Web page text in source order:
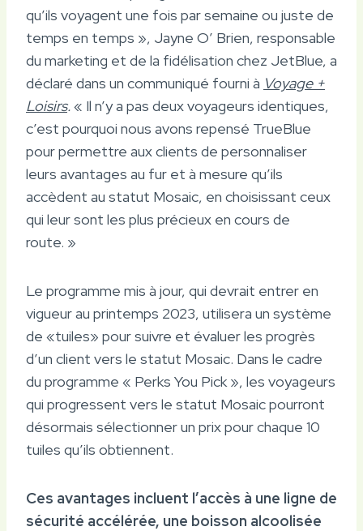
qu’ils voyagent une fois par semaine ou juste de
temps en temps », Jayne O’ Brien, responsable
du marketing et de la fidélisation chez JetBlue, a
déclaré dans un communiqué fourni à Voyage +
Loisirs.« Il n’y a pas deux voyageurs identiques,
c’est pourquoi nous avons repensé TrueBlue
pour permettre aux clients de personnaliser
leurs avantages au fur et à mesure qu’ils
accèdent au statut Mosaic, en choisissant ceux
qui leur sont les plus précieux en cours de
route. »
Le programme mis à jour, qui devrait entrer en
vigueur au printemps 2023, utilisera un système
de «tuiles» pour suivre et évaluer les progrès
d’un client vers le statut Mosaic. Dans le cadre
du programme « Perks You Pick », les voyageurs
qui progressent vers le statut Mosaic pourront
désormais sélectionner un prix pour chaque 10
tuiles qu’ils obtiennent.
Ces avantages incluent l’accès à une ligne de
sécurité accélérée, une boisson alcoolisée